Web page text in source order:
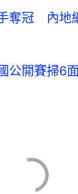
奪冠 內地
公開賽掃6